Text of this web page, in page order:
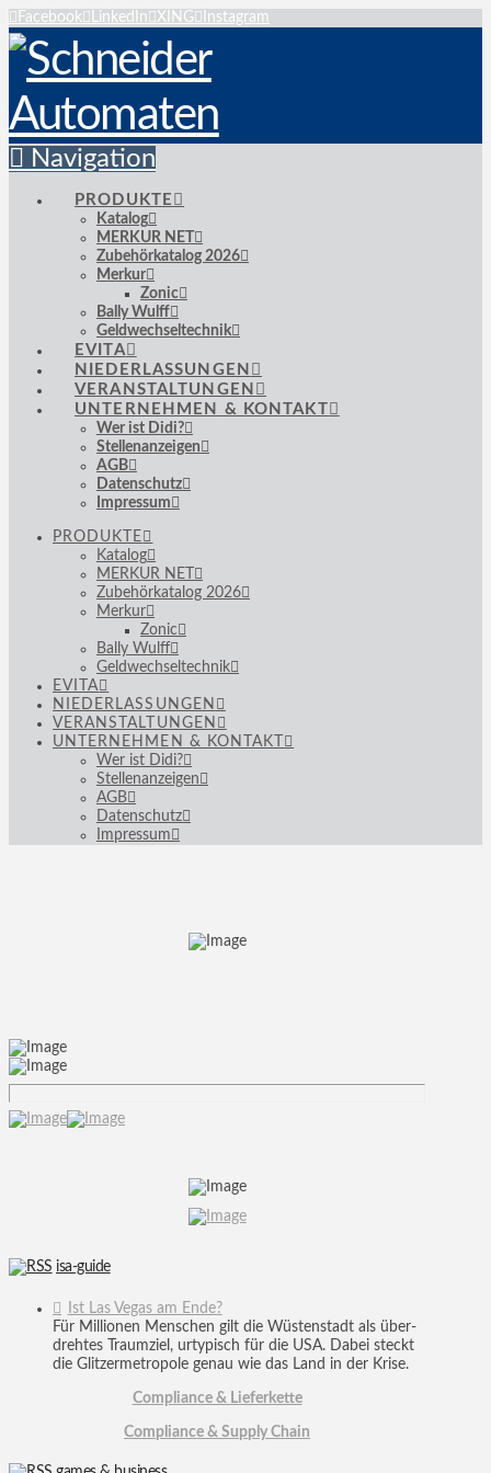
Facebook LinkedIn XING Instagram
Navigation
PRODUKTE
Katalog
MERKUR NET
Zubehörkatalog 2026
Merkur
Zonic
Bally Wulff
Geldwechseltechnik
EVITA
NIEDERLASSUNGEN
VERANSTALTUNGEN
UNTERNEHMEN & KONTAKT
Wer ist Didi?
Stellenanzeigen
AGB
Datenschutz
Impressum
PRODUKTE
Katalog
MERKUR NET
Zubehörkatalog 2026
Merkur
Zonic
Bally Wulff
Geldwechseltechnik
EVITA
NIEDERLASSUNGEN
VERANSTALTUNGEN
UNTERNEHMEN & KONTAKT
Wer ist Didi?
Stellenanzeigen
AGB
Datenschutz
Impressum
isa-guide
Ist Las Vegas am Ende?
Für Mil­lio­nen Men­schen gilt die Wüsten­stadt als über­
dreh­tes Traum­ziel, urty­pisch für die USA. Dabei steckt
die Glit­zer­me­tro­pole genau wie das Land in der Krise.
Compliance & Lieferkette
Compliance & Supply Chain